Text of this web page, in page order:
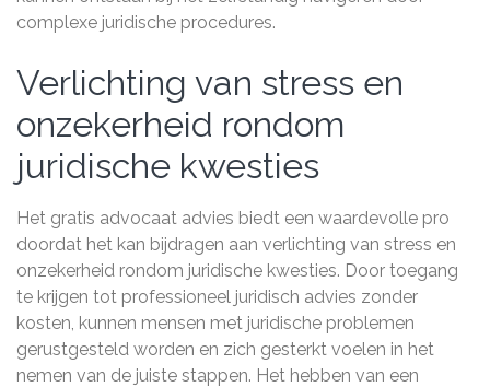
complexe juridische procedures.
Verlichting van stress en
onzekerheid rondom
juridische kwesties
Het gratis advocaat advies biedt een waardevolle pro
doordat het kan bijdragen aan verlichting van stress en
onzekerheid rondom juridische kwesties. Door toegang
te krijgen tot professioneel juridisch advies zonder
kosten, kunnen mensen met juridische problemen
gerustgesteld worden en zich gesterkt voelen in het
nemen van de juiste stappen. Het hebben van een